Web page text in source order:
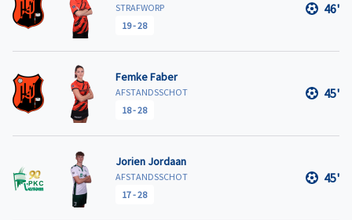
STRAFWORP
19-28
46'
Femke Faber
AFSTANDSSCHOT
18-28
45'
Jorien Jordaan
AFSTANDSSCHOT
17-28
45'